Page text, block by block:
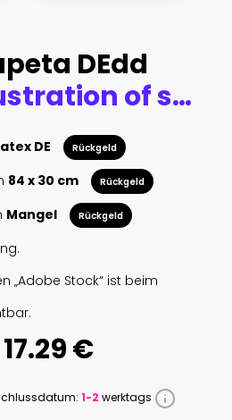
DEdd
Vector illustration of seamless factory line manufacturing industrial interior background. Silhouette of industry 4.0 zone template.
DE Rückgeld
84 x 30 cm Rückgeld
Mangel Rückgeld
„Adobe Stock“ ist beim
17.29 €
1-2 werktags